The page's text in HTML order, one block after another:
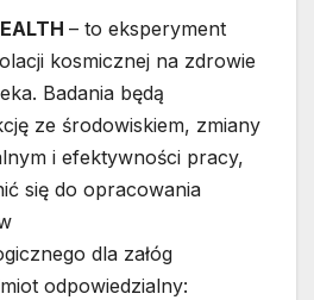
– to eksperyment
kosmicznej na zdrowie
Badania będą
ze środowiskiem, zmiany
i efektywności pracy,
się do opracowania
dla załóg
odpowiedzialny: